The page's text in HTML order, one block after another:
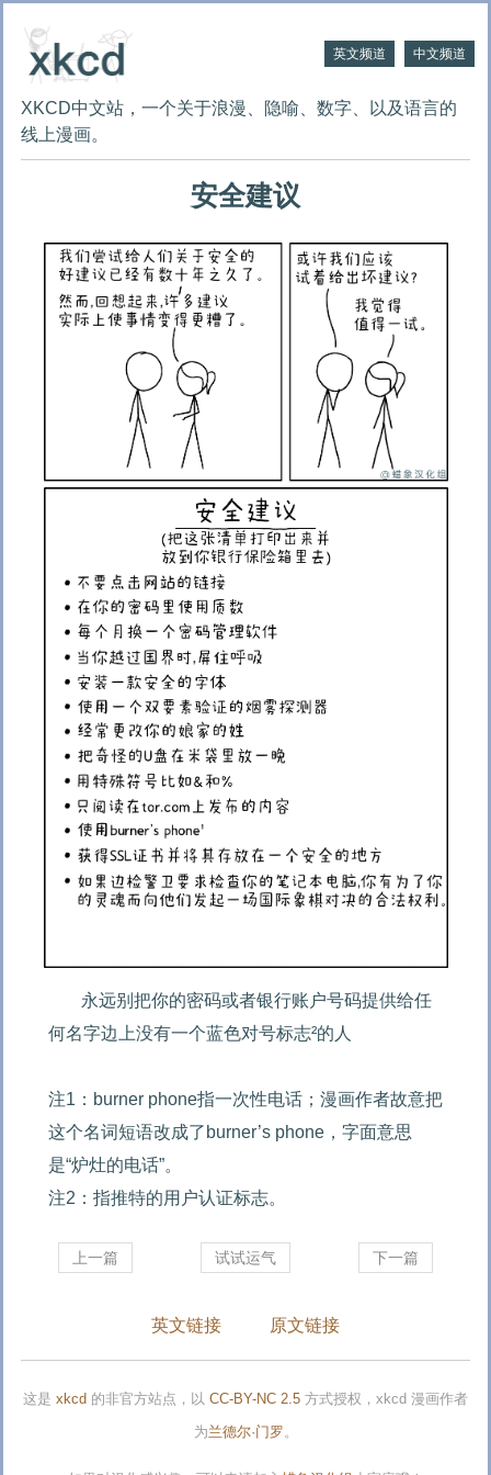
英文频道 中文频道
XKCD中文站，一个关于浪漫、隐喻、数字、以及语言的
线上漫画。
安全建议
永远别把你的密码或者银行账户号码提供给任
何名字边上没有一个蓝色对号标志²的人
注1：burner phone指一次性电话；漫画作者故意把
这个名词短语改成了burner’s phone，字面意思
是“炉灶的电话”。
注2：指推特的用户认证标志。
上一篇 下一篇
试试运气
英文链接 原文链接
这是 xkcd 的非官方站点，以 CC-BY-NC 2.5 方式授权，xkcd 漫画作者
为兰德尔·门罗 。